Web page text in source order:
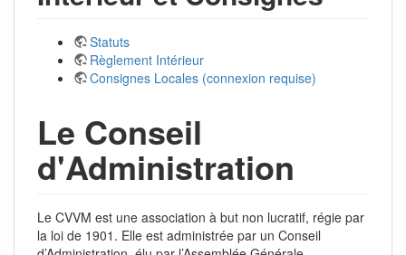
Statuts
Règlement Intérieur
Consignes Locales (connexion requise)
Le Conseil
d'Administration
Le CVVM est une association à but non lucratif, régie par
la loi de 1901. Elle est administrée par un Conseil